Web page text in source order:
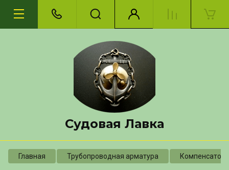
Судовая Лавка
Главная Трубопроводная арматура